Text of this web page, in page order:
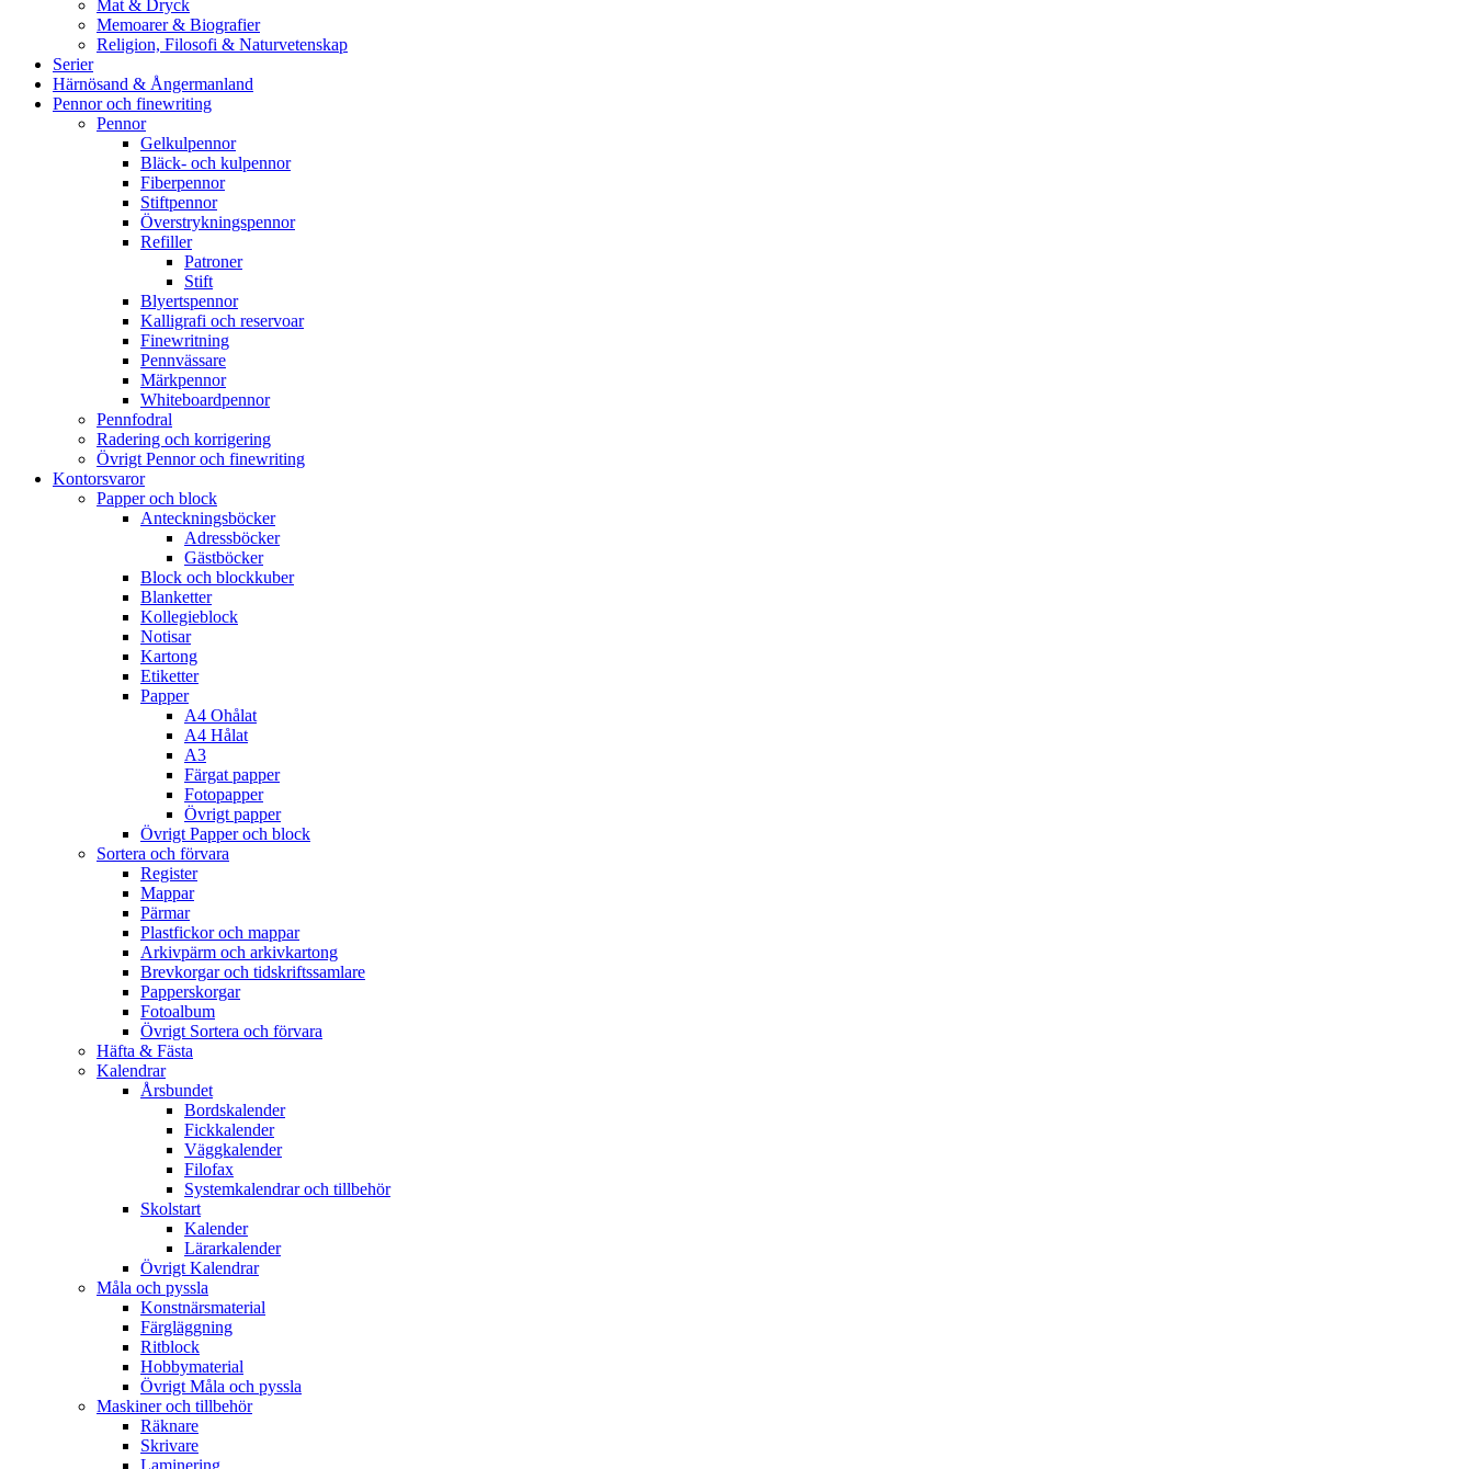
Mat & Dryck
Memoarer & Biografier
Religion, Filosofi & Naturvetenskap
Serier
Härnösand & Ångermanland
Pennor och finewriting
Pennor
Gelkulpennor
Bläck- och kulpennor
Fiberpennor
Stiftpennor
Överstrykningspennor
Refiller
Patroner
Stift
Blyertspennor
Kalligrafi och reservoar
Finewritning
Pennvässare
Märkpennor
Whiteboardpennor
Pennfodral
Radering och korrigering
Övrigt Pennor och finewriting
Kontorsvaror
Papper och block
Anteckningsböcker
Adressböcker
Gästböcker
Block och blockkuber
Blanketter
Kollegieblock
Notisar
Kartong
Etiketter
Papper
A4 Ohålat
A4 Hålat
A3
Färgat papper
Fotopapper
Övrigt papper
Övrigt Papper och block
Sortera och förvara
Register
Mappar
Pärmar
Plastfickor och mappar
Arkivpärm och arkivkartong
Brevkorgar och tidskriftssamlare
Papperskorgar
Fotoalbum
Övrigt Sortera och förvara
Häfta & Fästa
Kalendrar
Årsbundet
Bordskalender
Fickkalender
Väggkalender
Filofax
Systemkalendrar och tillbehör
Skolstart
Kalender
Lärarkalender
Övrigt Kalendrar
Måla och pyssla
Konstnärsmaterial
Färgläggning
Ritblock
Hobbymaterial
Övrigt Måla och pyssla
Maskiner och tillbehör
Räknare
Skrivare
Laminering